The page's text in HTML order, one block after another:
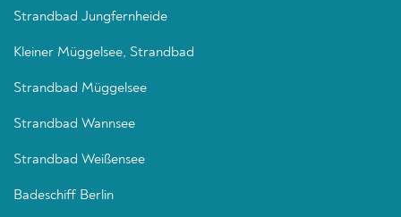
Strandbad Jungfernheide
Kleiner Müggelsee, Strandbad
Strandbad Müggelsee
Strandbad Wannsee
Strandbad Weißensee
Badeschiff Berlin